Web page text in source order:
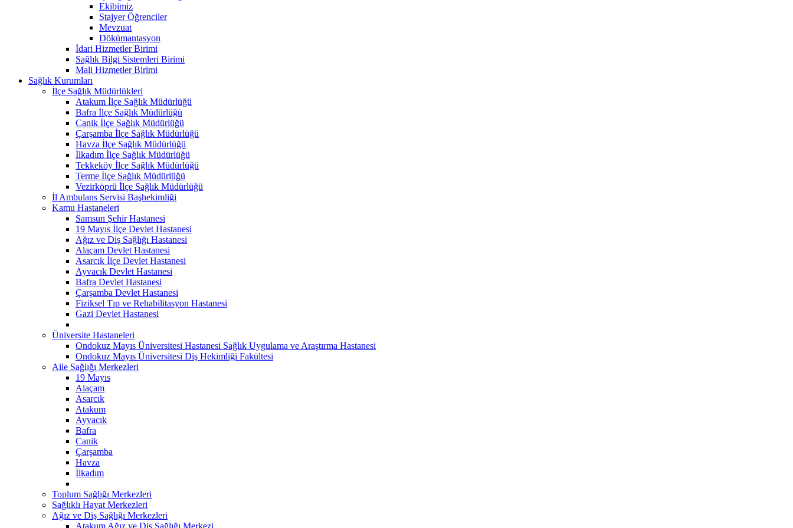
Ekibimiz
Stajyer Öğrenciler
Mevzuat
Dökümantasyon
İdari Hizmetler Birimi
Sağlık Bilgi Sistemleri Birimi
Mali Hizmetler Birimi
Sağlık Kurumları
İlçe Sağlık Müdürlükleri
Atakum İlçe Sağlık Müdürlüğü
Bafra İlçe Sağlık Müdürlüğü
Canik İlçe Sağlık Müdürlüğü
Çarşamba İlçe Sağlık Müdürlüğü
Havza İlçe Sağlık Müdürlüğü
İlkadım İlçe Sağlık Müdürlüğü
Tekkeköy İlçe Sağlık Müdürlüğü
Terme İlçe Sağlık Müdürlüğü
Vezirköprü İlçe Sağlık Müdürlüğü
İl Ambulans Servisi Başhekimliği
Kamu Hastaneleri
Samsun Şehir Hastanesi
19 Mayıs İlçe Devlet Hastanesi
Ağız ve Diş Sağlığı Hastanesi
Alaçam Devlet Hastanesi
Asarcık İlçe Devlet Hastanesi
Ayvacık Devlet Hastanesi
Bafra Devlet Hastanesi
Çarşamba Devlet Hastanesi
Fiziksel Tıp ve Rehabilitasyon Hastanesi
Gazi Devlet Hastanesi
Üniversite Hastaneleri
Ondokuz Mayıs Üniversitesi Hastanesi Sağlık Uygulama ve Araştırma Hastanesi
Ondokuz Mayıs Üniversitesi Diş Hekimliği Fakültesi
Aile Sağlığı Merkezleri
19 Mayıs
Alaçam
Asarcık
Atakum
Ayvacık
Bafra
Canik
Çarşamba
Havza
İlkadım
Toplum Sağlığı Merkezleri
Sağlıklı Hayat Merkezleri
Ağız ve Diş Sağlığı Merkezleri
Atakum Ağız ve Diş Sağlığı Merkezi